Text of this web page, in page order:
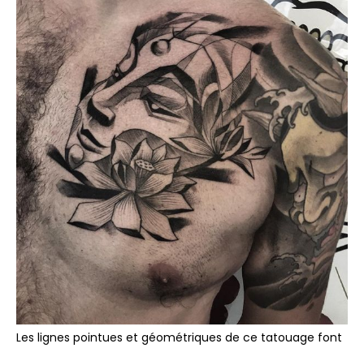
Les lignes pointues et géométriques de ce tatouage font